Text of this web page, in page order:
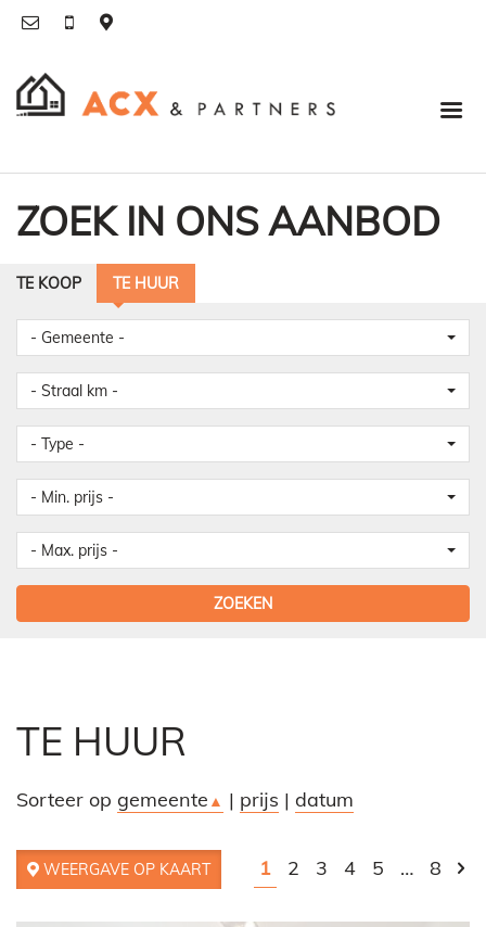
ZOEK IN ONS AANBOD
- Gemeente -
- Straal km -
- Type -
- Min. prijs -
- Max. prijs -
ZOEKEN
TE KOOP TE HUUR
TE HUUR
Sorteer op gemeente ▲ | prijs | datum
WEERGAVE OP KAART 1 2 3 4 5 … 8